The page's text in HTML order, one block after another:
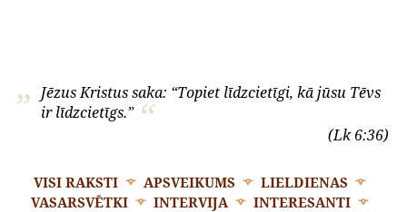
Jēzus Kristus saka: “Topiet līdzcietīgi, kā jūsu Tēvs
ir līdzcietīgs.”
(Lk 6:36)
VISI RAKSTI APSVEIKUMS
LIELDIENAS
VASARSVĒTKI
INTERVIJA
INTERESANTI